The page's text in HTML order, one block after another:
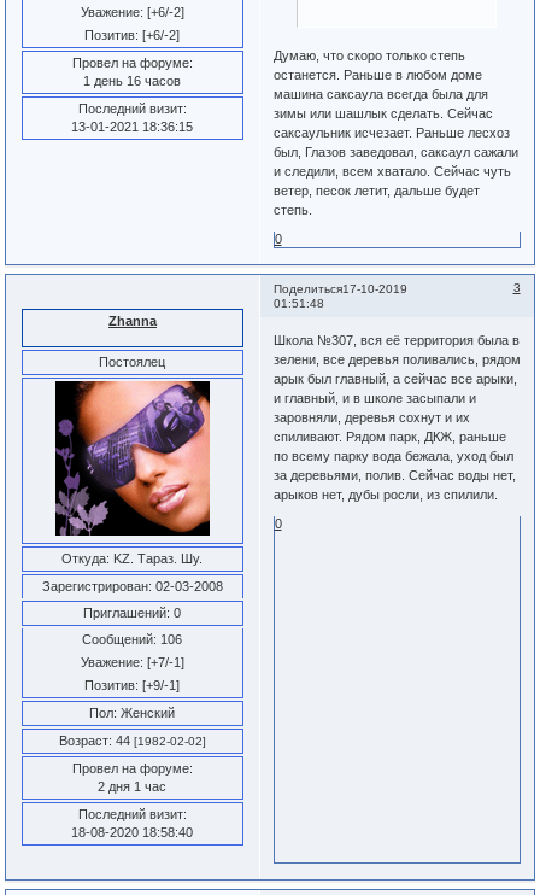
Уважение: [+6/-2]
Позитив: [+6/-2]
Провел на форуме:
1 день 16 часов
Последний визит:
13-01-2021 18:36:15
Думаю, что скоро только степь
останется. Раньше в любом доме
машина саксаула всегда была для
зимы или шашлык сделать. Сейчас
саксаульник исчезает. Раньше лесхоз
был, Глазов заведовал, саксаул сажали
и следили, всем хватало. Сейчас чуть
ветер, песок летит, дальше будет
степь.
0
Поделиться 3
17-10-2019
01:51:48
Zhanna
Постоялец
Откуда: KZ. Тараз. Шу.
Зарегистрирован: 02-03-2008
Приглашений: 0
Сообщений: 106
Уважение: [+7/-1]
Позитив: [+9/-1]
Пол: Женский
Возраст: 44 [1982-02-02]
Провел на форуме:
2 дня 1 час
Последний визит:
18-08-2020 18:58:40
Школа №307, вся её территория была в
зелени, все деревья поливались, рядом
арык был главный, а сейчас все арыки,
и главный, и в школе засыпали и
заровняли, деревья сохнут и их
спиливают. Рядом парк, ДКЖ, раньше
по всему парку вода бежала, уход был
за деревьями, полив. Сейчас воды нет,
арыков нет, дубы росли, из спилили.
0